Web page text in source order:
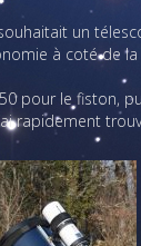
un
à coté de
pour le fiston,
rapidement